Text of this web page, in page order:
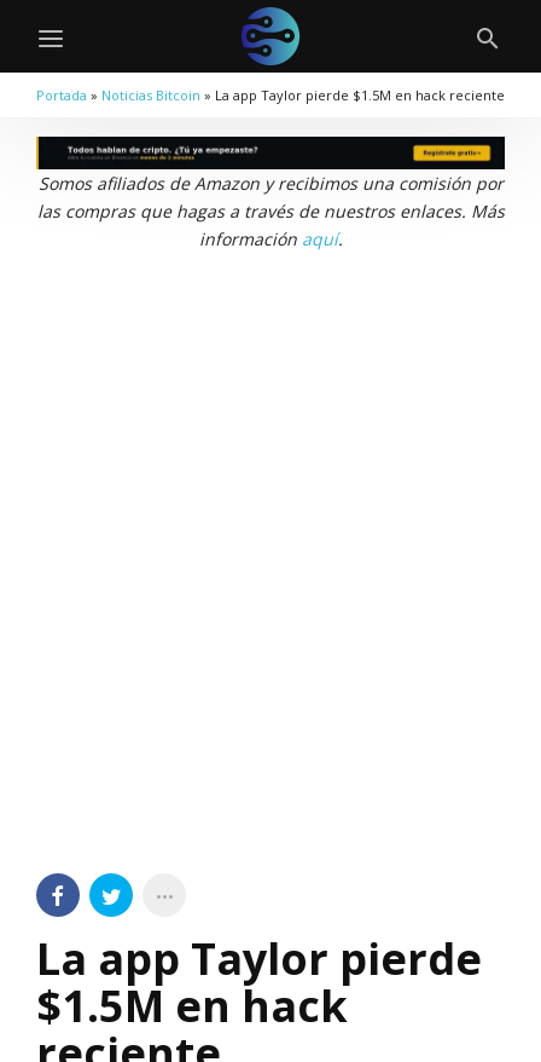
Portada » Noticias Bitcoin » La app Taylor pierde $1.5M en hack reciente
Somos afiliados de Amazon y recibimos una comisión por
las compras que hagas a través de nuestros enlaces. Más
información aquí.
La app Taylor pierde
$1.5M en hack